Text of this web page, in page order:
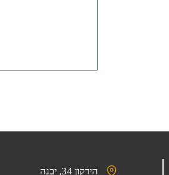
הירקון 34, יבנה